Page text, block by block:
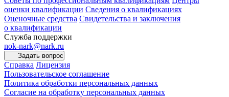
оценки квалификации Сведения о квалификациях
Оценочные средства Свидетельства и заключения
о квалификации
Служба поддержки
nok-nark@nark.ru
Задать вопрос
Справка Лицензия
Пользовательское соглашение
Политика обработки персональных данных
Согласие на обработку персональных данных